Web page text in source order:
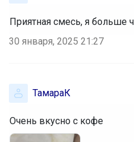
Приятная смесь, я больше
30 января, 2025 21:27
ТамараК
Очень вкусно с кофе